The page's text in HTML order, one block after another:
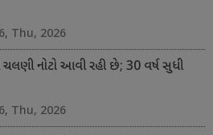
Thu, 2026
ચલણી નોટો આવી રહી છે; 30 વર્ષ સુધી
Thu, 2026